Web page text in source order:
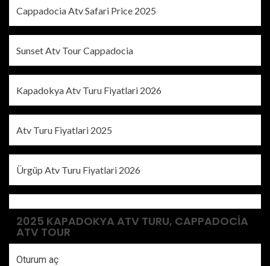
Cappadocia Atv Safari Price 2025
Sunset Atv Tour Cappadocia
Kapadokya Atv Turu Fiyatlari 2026
Atv Turu Fiyatlari 2025
Ürgüp Atv Turu Fiyatlari 2026
2025 KAPADOKYA ATV TURU, CAPPADOCIA
ATV TOUR
Oturum aç